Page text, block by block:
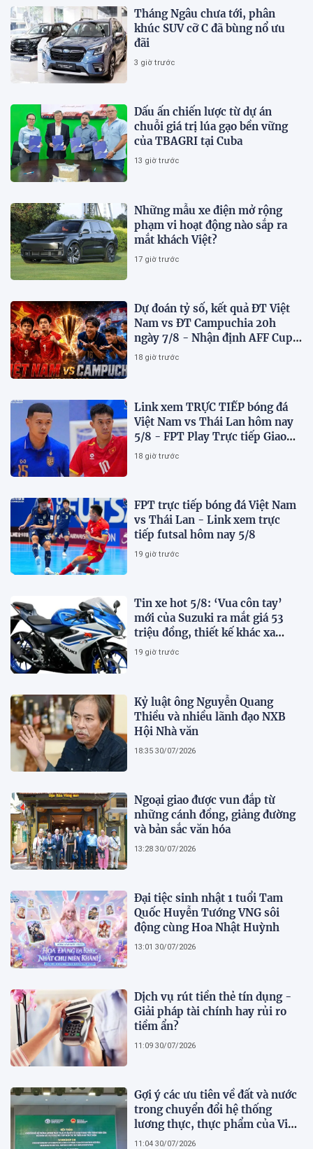
Tháng Ngâu chưa tới, phân
khúc SUV cỡ C đã bùng nổ ưu
đãi
3 giờ trước
Dấu ấn chiến lược từ dự án
chuỗi giá trị lúa gạo bền vững
của TBAGRI tại Cuba
13 giờ trước
Những mẫu xe điện mở rộng
phạm vi hoạt động nào sắp ra
mắt khách Việt?
17 giờ trước
Dự đoán tỷ số, kết quả ĐT Việt
Nam vs ĐT Campuchia 20h
ngày 7/8 - Nhận định AFF Cup
2026
18 giờ trước
Link xem TRỰC TIẾP bóng đá
Việt Nam vs Thái Lan hôm nay
5/8 - FPT Play Trực tiếp Giao
hữu futsal 2026
18 giờ trước
FPT trực tiếp bóng đá Việt Nam
vs Thái Lan - Link xem trực
tiếp futsal hôm nay 5/8
19 giờ trước
Tin xe hot 5/8: ‘Vua côn tay’
mới của Suzuki ra mắt giá 53
triệu đồng, thiết kế khác xa
Honda Winner R và Yamaha
19 giờ trước
Kỷ luật ông Nguyễn Quang
Thiều và nhiều lãnh đạo NXB
Hội Nhà văn
18:35 30/07/2026
Ngoại giao được vun đắp từ
những cánh đồng, giảng đường
và bản sắc văn hóa
13:28 30/07/2026
Đại tiệc sinh nhật 1 tuổi Tam
Quốc Huyễn Tướng VNG sôi
động cùng Hoa Nhật Huỳnh
13:01 30/07/2026
Dịch vụ rút tiền thẻ tín dụng -
Giải pháp tài chính hay rủi ro
tiềm ẩn?
11:09 30/07/2026
Gợi ý các ưu tiên về đất và nước
trong chuyển đổi hệ thống
lương thực, thực phẩm của Việt
Nam theo FAO Roadmap
11:04 30/07/2026